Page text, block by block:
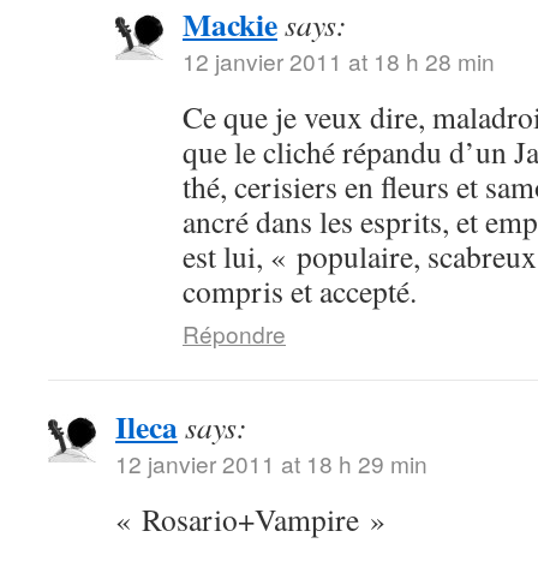
Mackiesays:
12 janvier 2011 at 18 h 28 min
Ce que je veux dire,
que le cliché répandu d’un
thé, cerisiers en fleurs et
ancré dans les esprits, et
est lui, « populaire,
compris et accepté.
Répondre
Ilecasays:
12 janvier 2011 at 18 h 29 min
« Rosario+Vampire »